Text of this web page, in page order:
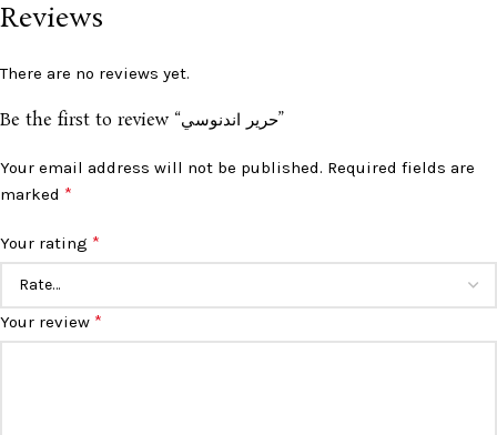
Reviews
There are no reviews yet.
Be the first to review “حرير اندنوسي”
Your email address will not be published. Required fields are
marked *
Your rating *
Your review *